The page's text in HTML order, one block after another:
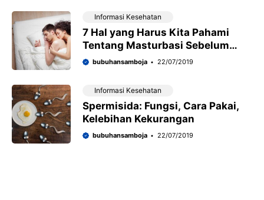
Informasi Kesehatan
7 Hal yang Harus Kita Pahami
Tentang Masturbasi Sebelum
Seks
bubuhansamboja 22/07/2019
Informasi Kesehatan
Spermisida: Fungsi, Cara Pakai,
Kelebihan Kekurangan
bubuhansamboja 22/07/2019